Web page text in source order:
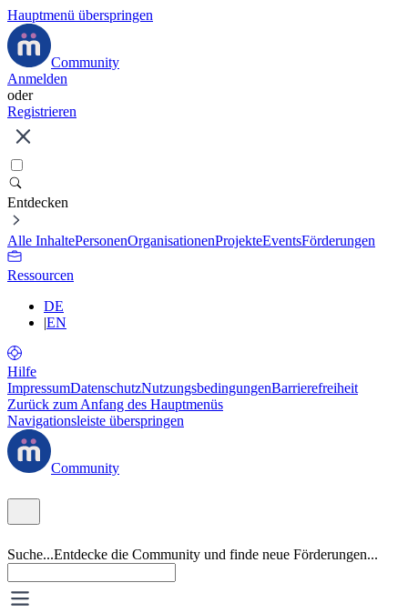
Hauptmenü überspringen
Community
Anmelden
oder
Registrieren
Entdecken
Alle InhaltePersonenOrganisationenProjekteEventsFörderungen
Ressourcen
DE
|EN
Hilfe
ImpressumDatenschutzNutzungsbedingungenBarrierefreiheit
Zurück zum Anfang des Hauptmenüs
Navigationsleiste überspringen
Community
Suche...Entdecke die Community und finde neue Förderungen...